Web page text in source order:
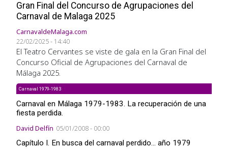
Gran Final del Concurso de Agrupaciones del
Carnaval de Malaga 2025
CarnavaldeMalaga.com
22/02/2025 - 14:40
El Teatro Cervantes se viste de gala en la Gran Final del
Concurso Oficial de Agrupaciones del Carnaval de
Málaga 2025.
Carnaval 1979-1983
Carnaval en Málaga 1979-1983. La recuperación de una
fiesta perdida.
David Delfín 05/01/2008 - 00:00
Capítulo I. En busca del carnaval perdido... año 1979